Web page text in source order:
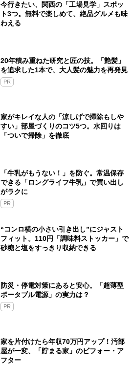
今行きたい、関西の「工場見学」スポッ
ト3つ。無料で楽しめて、絶品グルメも味
わえる
20年積み重ねた研究と匠の技。「艶髪」
を追求した1本で、大人髪の魅力を再発見
PR
家がキレイな人の「涼しげで掃除もしや
すい」部屋づくりのコツ5つ。水回りは
「ついで掃除」を徹底
「牛乳がもうない！」を防ぐ。常温保存
できる「ロングライフ牛乳」で買い出し
がラクに
PR
“コンロ横の小さい引き出し”にジャスト
フィット。110円「調味料ストッカー」で
砂糖と塩をすっきり収納できる
防災・停電対策にあると安心。「超薄型
ポータブル電源」の実力は？​
PR
家を片付けたら年収70万円アップ！汚部
屋が一変、「貯まる家」のビフォー・ア
フター